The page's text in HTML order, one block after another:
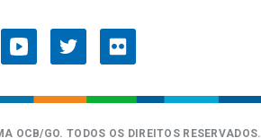
de
OCB/GO. TODOS OS DIREITOS RESERVADOS.